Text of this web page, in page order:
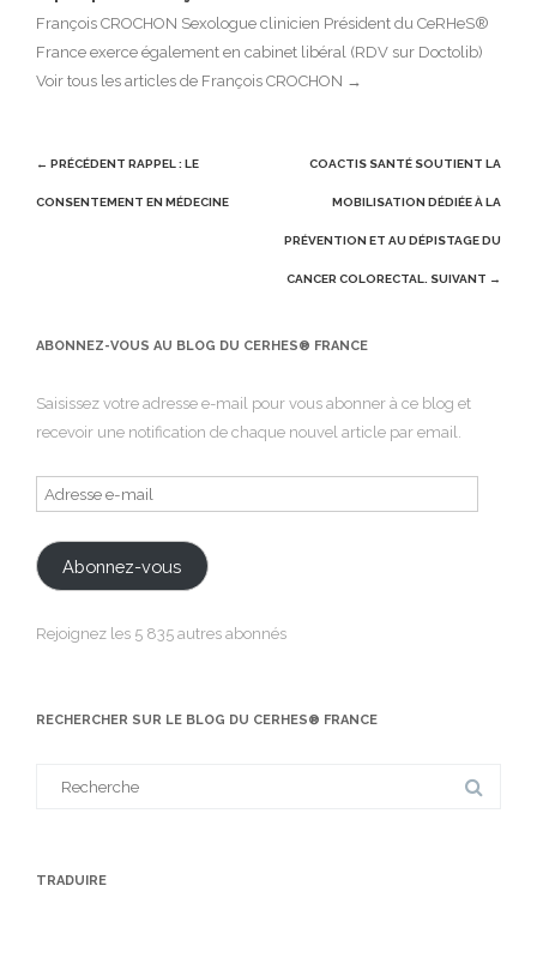
François CROCHON Sexologue clinicien Président du CeRHeS®
France exerce également en cabinet libéral (RDV sur Doctolib)
Voir tous les articles de François CROCHON →
Post
navigation
← PRÉCÉDENT RAPPEL : LE
CONSENTEMENT EN MÉDECINE
COACTIS SANTÉ SOUTIENT LA
MOBILISATION DÉDIÉE À LA
PRÉVENTION ET AU DÉPISTAGE DU
CANCER COLORECTAL. SUIVANT →
ABONNEZ-VOUS AU BLOG DU CERHES® FRANCE
Saisissez votre adresse e-mail pour vous abonner à ce blog et
recevoir une notification de chaque nouvel article par email.
Adresse
e-
mail
Abonnez-vous
Rejoignez les 5 835 autres abonnés
RECHERCHER SUR LE BLOG DU CERHES® FRANCE
TRADUIRE